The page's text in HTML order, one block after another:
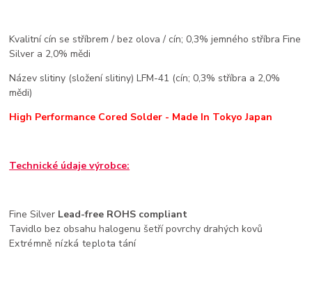
Kvalitní cín se stříbrem / bez olova / cín; 0,3% jemného stříbra Fine
Silver a 2,0% mědi
Název slitiny (složení slitiny) LFM-41 (cín; 0,3% stříbra a 2,0%
mědi)
High Performance Cored Solder - Made In Tokyo Japan
Technické údaje výrobce:
Fine Silver Lead-free ROHS compliant
Tavidlo bez obsahu halogenu šetří povrchy drahých kovů
Extrémně nízká teplota tání